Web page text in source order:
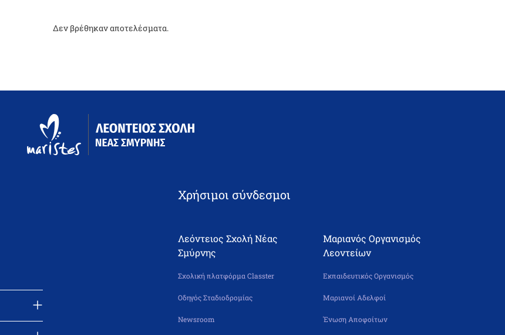
Δεν βρέθηκαν αποτελέσματα.
Χρήσιμοι σύνδεσμοι
Λεόντειος Σχολή Νέας
Σμύρνης
Σχολική πλατφόρμα Classter
Οδηγός Σταδιοδρομίας
Newsroom
Μαριανός Οργανισμός
Λεοντείων
Εκπαιδευτικός Οργανισμός
Μαριανοί Αδελφοί
Ένωση Αποφοίτων